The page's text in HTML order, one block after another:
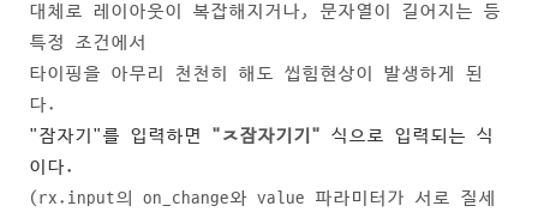
대체로 레이아웃이 복잡해지거나, 문자열이 길어지는 등
특정 조건에서
타이핑을 아무리 천천히 해도 씹힘현상이 발생하게 된
다.
"잠자기"를 입력하면
"ㅈ잠자기기"
식으로 입력되는 식
이다.
(rx.input의 on_change와 value 파라미터가 서로 질세